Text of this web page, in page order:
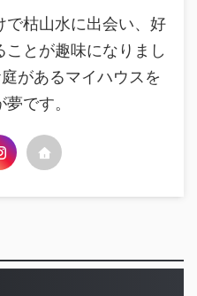
で枯山水に出会い、好
とが趣味になりまし
があるマイハウスを
です。